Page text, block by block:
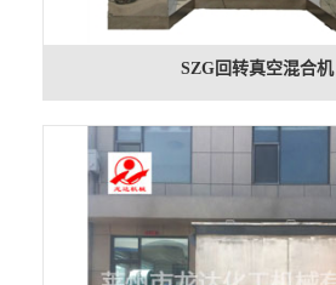
SZG回转真空混合机